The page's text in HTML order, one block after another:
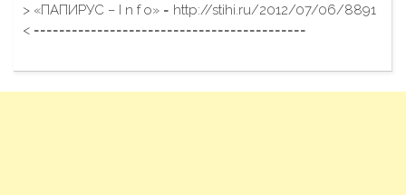
> «ПАПИРУС – I n f o» = http://stihi.ru/2012/07/06/8891
< ===========================================